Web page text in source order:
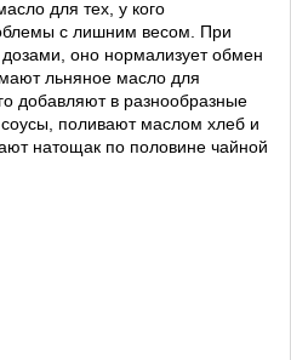
для тех, у кого
с лишним весом. При
оно нормализует обмен
льняное масло для
добавляют в разнообразные
поливают маслом хлеб и
натощак по половине чайной